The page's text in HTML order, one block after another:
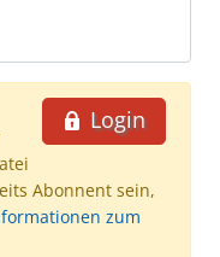
Login
Abonnent sein,
zum